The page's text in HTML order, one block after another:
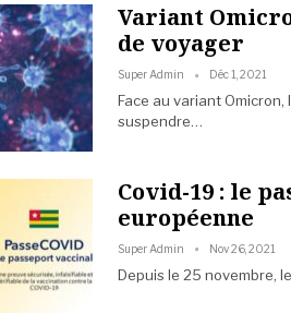
Variant
de voyager
Super Admin Déc 1, 2021
Face au variant
suspendre…
Covid-19 : le
européenne
Super Admin Nov 26, 2021
Depuis le 25 novembre,